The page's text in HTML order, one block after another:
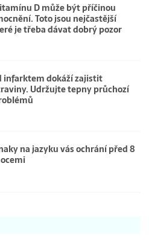
D může být příčinou
Toto jsou nejčastější
je třeba dávat dobrý pozor
infarktem dokáží zajistit
Udržujte tepny průchozí
na jazyku vás ochrání před 8